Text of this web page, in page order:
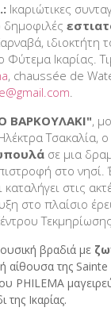
Ικαριώτικες
ιδιοκτήτη
Φύτεμα Ικαρίας.
, chaussée de
@gmail.com.
ΒΑΡΚΟΥΛΑΚΙ",
Τσακαλία,
σε μια
στο νησί.
καταλήγει στις
στο πλαίσιο
βραδιά με
αίθουσα της
PHILEMA
της Ικαρίας.